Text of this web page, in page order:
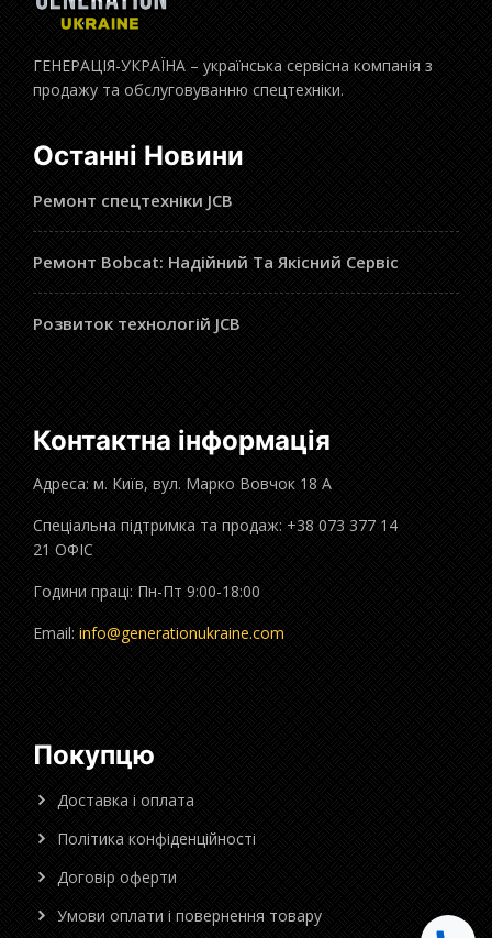
ГЕНЕРАЦІЯ-УКРАЇНА – українська сервісна компанія з
продажу та обслуговуванню спецтехніки.
Останні Новини
Ремонт спецтехніки JCB
Ремонт Bobcat: Надійний Та Якісний Сервіс
Розвиток технологій JCB
Контактна інформація
Адреса: м. Київ, вул. Марко Вовчок 18 А
Спеціальна підтримка та продаж: +38 073 377 14
21 ОФІС
Години праці: Пн-Пт 9:00-18:00
Email: info@generationukraine.com
Покупцю
Доставка і оплата
Політика конфіденційності
Договір оферти
Умови оплати і повернення товару